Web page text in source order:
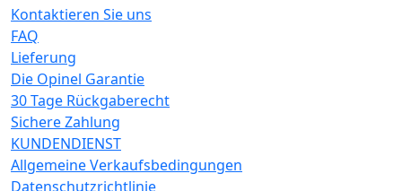
Kontaktieren Sie uns
FAQ
Lieferung
Die Opinel Garantie
30 Tage Rückgaberecht
Sichere Zahlung
KUNDENDIENST
Allgemeine Verkaufsbedingungen
Datenschutzrichtlinie